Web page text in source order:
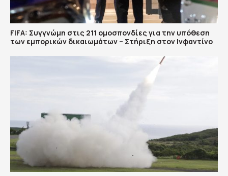
FIFA: Συγγνώμη στις 211 ομοσπονδίες για την υπόθεση
των εμπορικών δικαιωμάτων – Στήριξη στον Ινφαντίνο